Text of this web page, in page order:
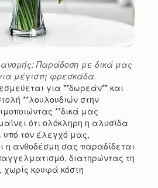
Παράδοση με δικά μας
μέγιστη φρεσκάδα.
για **δωρεάν** και
**λουλουδιών στην
**δικά μας
ότι ολόκληρη η αλυσίδα
υπό τον έλεγχό μας,
η ανθοδέσμη σας παραδίδεται
διατηρώντας τη
κρυφά κόστη